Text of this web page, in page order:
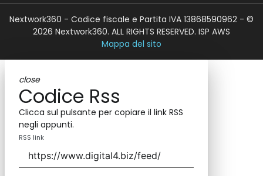
Nextwork360 - Codice fiscale e Partita IVA 13868590962 - ©
2026 Nextwork360. ALL RIGHTS RESERVED. ISP AWS
Mappa del sito
close
Codice Rss
Clicca sul pulsante per copiare il link RSS
negli appunti.
RSS link